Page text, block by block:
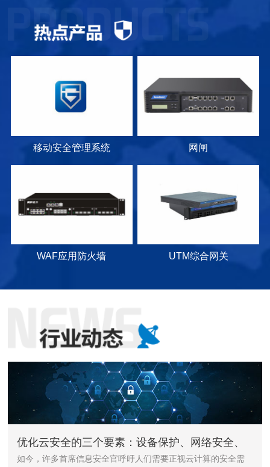
移动安全管理系统 网闸
WAF应用防火墙 UTM综合网关
优化云安全的三个要素：设备保护、网络安全、
用户行为
如今，许多首席信息安全官呼吁人们需要正视云计算的安全需